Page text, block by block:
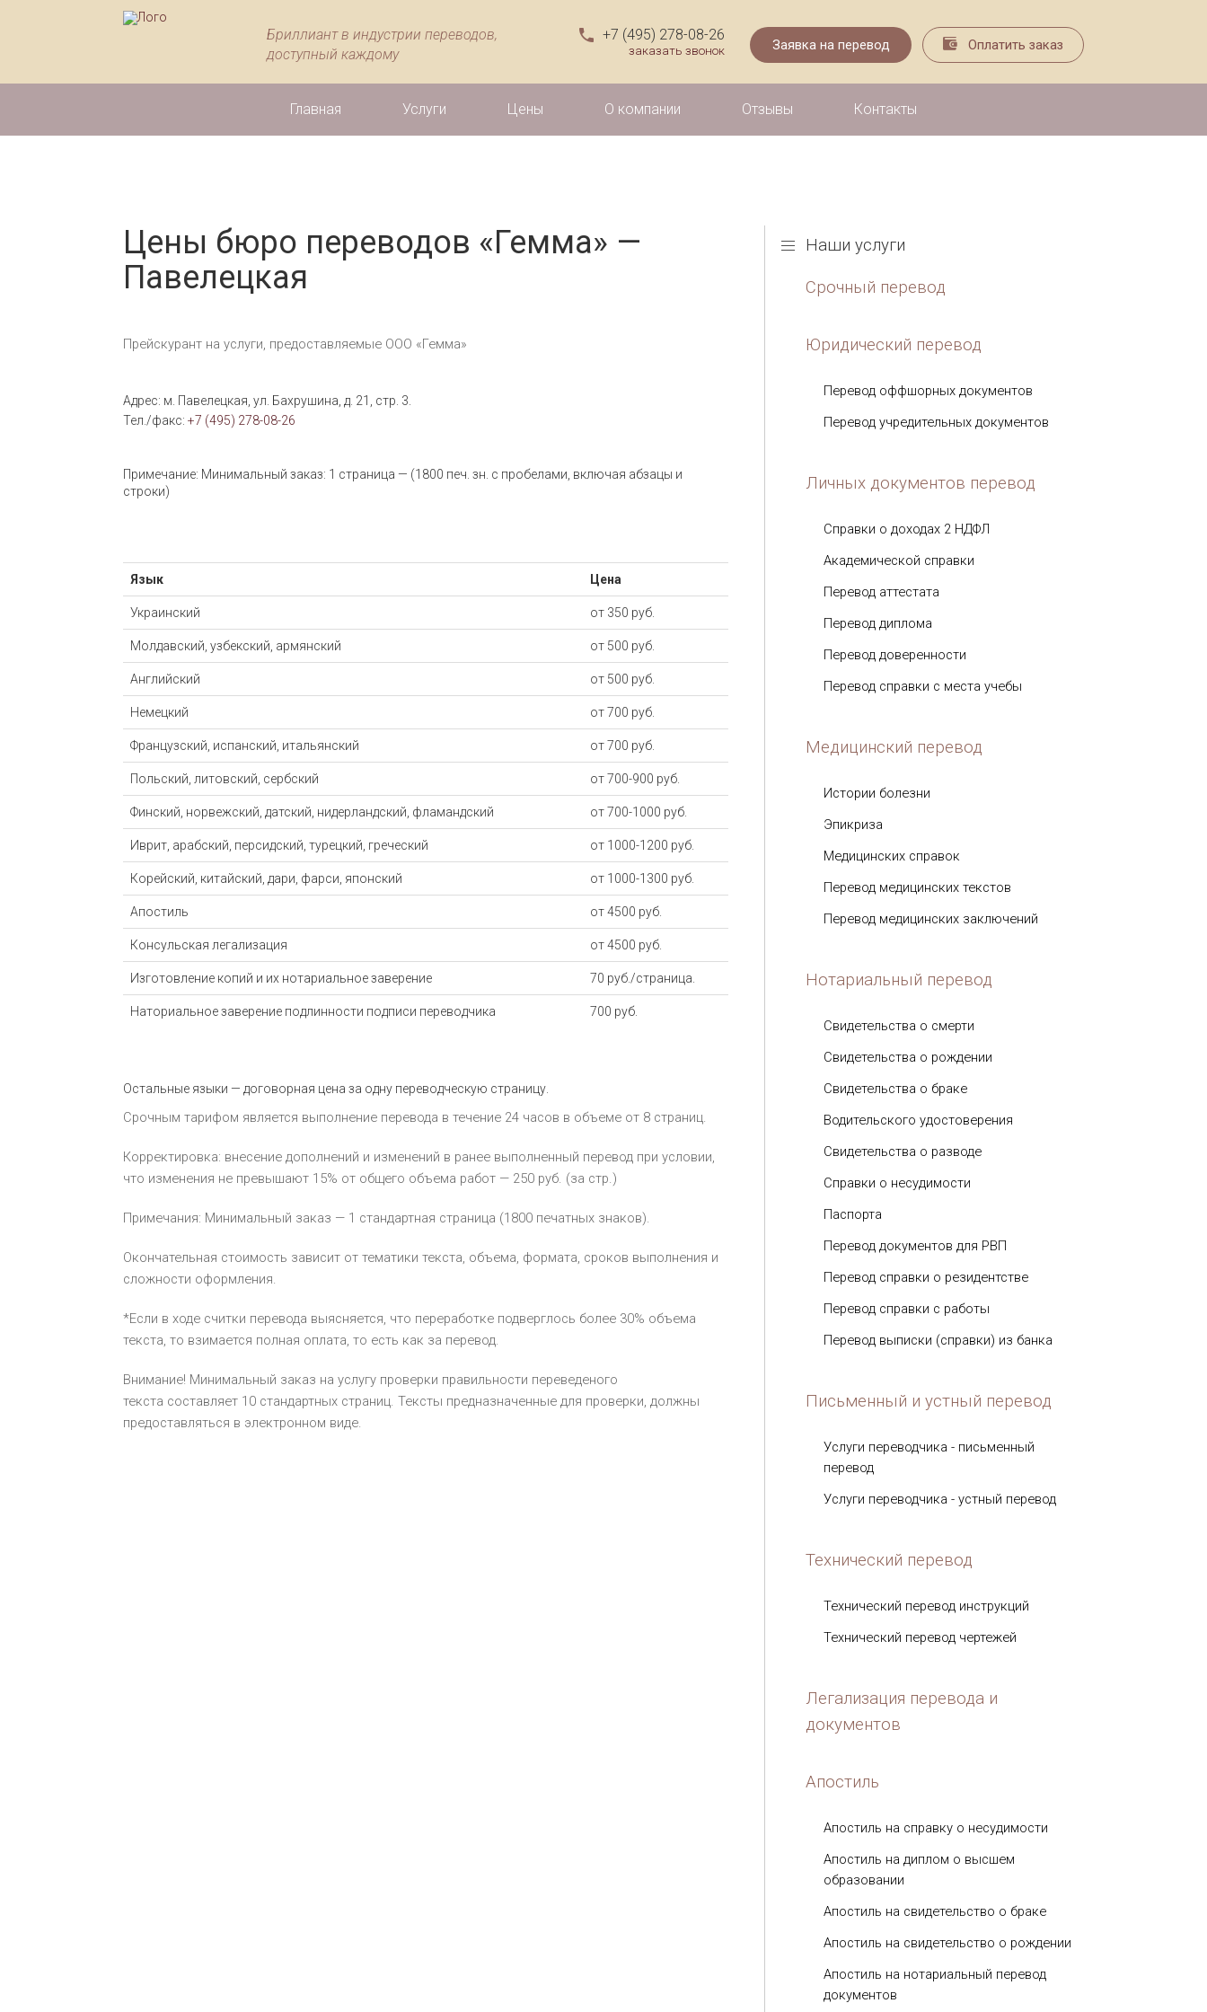
Бриллиант в индустрии переводов,
доступный каждому
+7 (495) 278-08-26
заказать звонок Заявка на перевод Оплатить заказ
Главная Услуги Цены О компании Отзывы Контакты
Цены бюро переводов «Гемма» —
Павелецкая
Прейскурант на услуги, предоставляемые ООО «Гемма»
Адрес: м. Павелецкая, ул. Бахрушина, д. 21, стр. 3.
Тел./факс: +7 (495) 278-08-26
Примечание: Минимальный заказ: 1 страница — (1800 печ. зн. с пробелами, включая абзацы и
строки)
Язык Цена
Украинский от 350 руб.
Молдавский, узбекский, армянский от 500 руб.
Английский от 500 руб.
Немецкий от 700 руб.
Французский, испанский, итальянский от 700 руб.
Польский, литовский, сербский от 700-900 руб.
Финский, норвежский, датский, нидерландский, фламандский от 700-1000 руб.
Иврит, арабский, персидский, турецкий, греческий от 1000-1200 руб.
Корейский, китайский, дари, фарси, японский от 1000-1300 руб.
Апостиль от 4500 руб.
Консульская легализация от 4500 руб.
Изготовление копий и их нотариальное заверение 70 руб./страница.
Наториальное заверение подлинности подписи переводчика 700 руб.
Остальные языки — договорная цена за одну переводческую страницу.
Срочным тарифом является выполнение перевода в течение 24 часов в объеме oт 8 страниц.
Корректировка: внесение дополнений и изменений в ранее выполненный перевод при условии,
что изменения не превышают 15% от общего объема работ — 250 руб. (за стр.)
Примечания: Минимальный заказ — 1 стандартная страница (1800 печатных знаков).
Окончательная стоимость зависит от тематики текста, объема, формата, сроков выполнения и
сложности оформления.
*Если в ходе считки перевода выясняется, что переработке подверглось более 30% объема
текста, то взимается полная оплата, то есть как за перевод.
Внимание! Минимальный заказ на услугу проверки правильности переведеного
текста составляет 10 стандартных страниц. Тексты предназначенные для проверки, должны
предоставляться в электронном виде.
Наши услуги
Срочный перевод
Юридический перевод
Перевод оффшорных документов
Перевод учредительных документов
Личных документов перевод
Справки о доходах 2 НДФЛ
Академической справки
Перевод аттестата
Перевод диплома
Перевод доверенности
Перевод справки с места учебы
Медицинский перевод
Истории болезни
Эпикриза
Медицинских справок
Перевод медицинских текстов
Перевод медицинских заключений
Нотариальный перевод
Свидетельства о смерти
Свидетельства о рождении
Свидетельства о браке
Водительского удостоверения
Свидетельства о разводе
Справки о несудимости
Паспорта
Перевод документов для РВП
Перевод справки о резидентстве
Перевод справки с работы
Перевод выписки (справки) из банка
Письменный и устный перевод
Услуги переводчика - письменный
перевод
Услуги переводчика - устный перевод
Технический перевод
Технический перевод инструкций
Технический перевод чертежей
Легализация перевода и
документов
Апостиль
Апостиль на справку о несудимости
Апостиль на диплом о высшем
образовании
Апостиль на свидетельство о браке
Апостиль на свидетельство о рождении
Апостиль на нотариальный перевод
документов